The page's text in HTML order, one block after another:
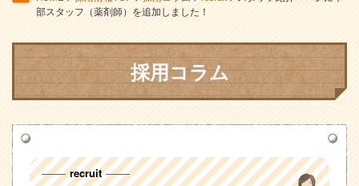
部スタッフ（薬剤師）を追加しました！
採用コラム
recruit